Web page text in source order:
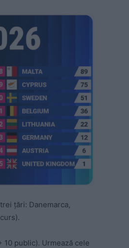
țări: Danemarca,
public). Urmează cele